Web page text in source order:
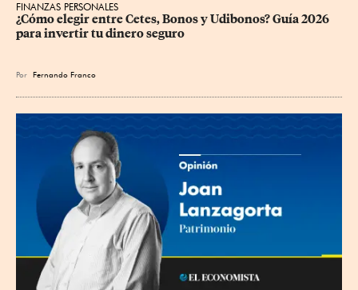
FINANZAS PERSONALES
¿Cómo elegir entre Cetes, Bonos y Udibonos? Guía 2026
para invertir tu dinero seguro
Por Fernando Franco